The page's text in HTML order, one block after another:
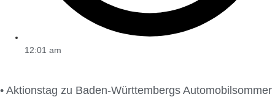
12:01 am
• Aktionstag zu Baden-Württembergs Automobilsommer